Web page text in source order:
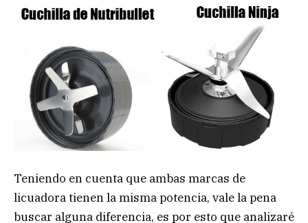
Teniendo en cuenta que ambas marcas de
licuadora tienen la misma potencia, vale la pena
buscar alguna diferencia, es por esto que analizaré